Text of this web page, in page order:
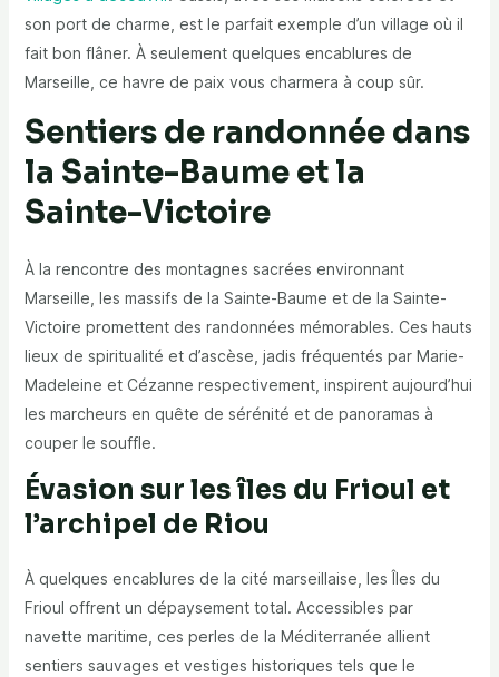
son port de charme, est le parfait exemple d’un village où il
fait bon flâner. À seulement quelques encablures de
Marseille, ce havre de paix vous charmera à coup sûr.
Sentiers de randonnée dans
la Sainte-Baume et la
Sainte-Victoire
À la rencontre des montagnes sacrées environnant
Marseille, les massifs de la Sainte-Baume et de la Sainte-
Victoire promettent des randonnées mémorables. Ces hauts
lieux de spiritualité et d’ascèse, jadis fréquentés par Marie-
Madeleine et Cézanne respectivement, inspirent aujourd’hui
les marcheurs en quête de sérénité et de panoramas à
couper le souffle.
Évasion sur les îles du Frioul et
l’archipel de Riou
À quelques encablures de la cité marseillaise, les Îles du
Frioul offrent un dépaysement total. Accessibles par
navette maritime, ces perles de la Méditerranée allient
sentiers sauvages et vestiges historiques tels que le